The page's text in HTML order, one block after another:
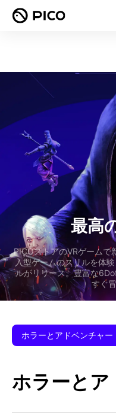
最高
PICOストアのVRゲームで
入型ゲームのスリルを体
ルがリリース。豊富な
すぐ
ホラーとアドベンチャー
ホラーとア